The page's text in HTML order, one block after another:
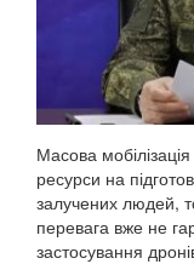
Масова
ресурси на
залучених людей,
перевага вже не
застосування